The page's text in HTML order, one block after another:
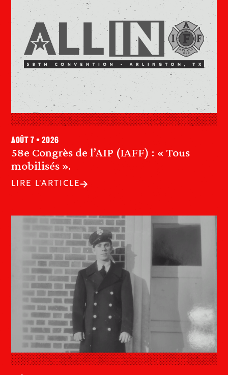
58e Congrès de l’AIP (IAFF) : « Tous
mobilisés ».
août 7 • 2026
LIRE L'ARTICLE